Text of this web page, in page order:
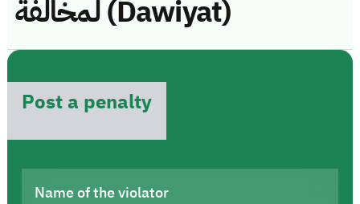
لمخالفة (Dawiyat)
Post a penalty
Name of the violator